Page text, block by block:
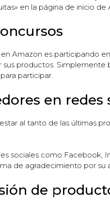
en la página de inicio de
Amazon es participando
productos. Simplemente
participar.
en redes
al tanto de las últimas
sociales como Facebook,
de agradecimiento por su
de